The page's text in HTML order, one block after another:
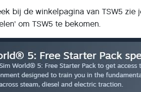
bij de winkelpagina van TSW5
om TSW5 te bekomen.